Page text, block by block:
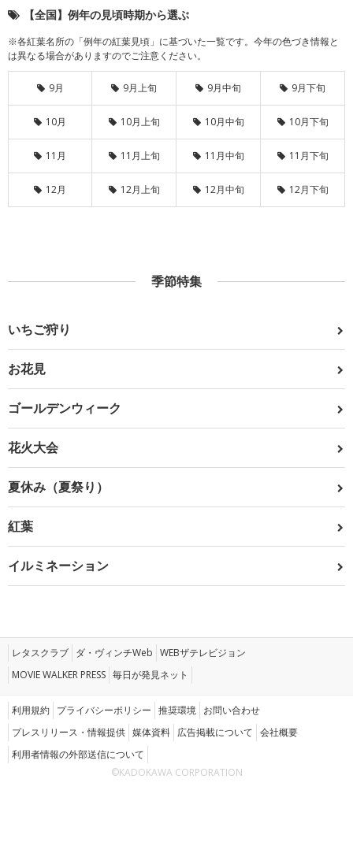
【全国】例年の見頃時期から選ぶ
※各紅葉名所の「例年の紅葉見頃」に基づいた一覧です。今年の色づき情報と
は異なる場合がありますのでご注意ください。
9月 9月上旬 9月中旬 9月下旬
10月 10月上旬 10月中旬 10月下旬
11月 11月上旬 11月中旬 11月下旬
12月 12月上旬 12月中旬 12月下旬
季節特集
いちご狩り
お花見
ゴールデンウィーク
花火大会
夏休み（夏祭り）
紅葉
イルミネーション
レタスクラブ ダ・ヴィンチWeb WEBザテレビジョン
MOVIE WALKER PRESS 毎日が発見ネット
利用規約 プライバシーポリシー 推奨環境 お問い合わせ
プレスリリース・情報提供 媒体資料 広告掲載について 会社概要
利用者情報の外部送信について
©KADOKAWA CORPORATION